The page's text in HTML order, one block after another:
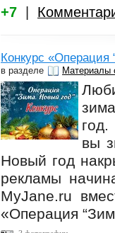
+7
Конкурс «Операция
в разделе Материалы
вы
Новый год
рекламы
MyJane.ru
«Операция